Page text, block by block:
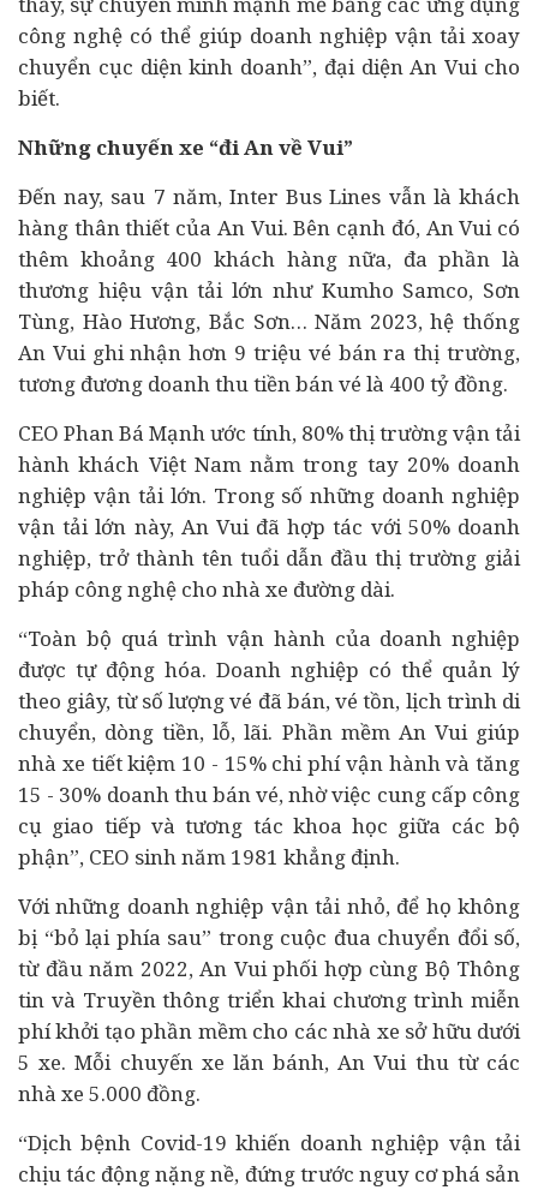
công nghệ có thể giúp doanh nghiệp vận tải xoay
chuyển cục diện kinh doanh”, đại diện An Vui cho
biết.
Những chuyến xe “đi An về Vui”
Đến nay, sau 7 năm, Inter Bus Lines vẫn là khách
hàng thân thiết của An Vui. Bên cạnh đó, An Vui có
thêm khoảng 400 khách hàng nữa, đa phần là
thương hiệu vận tải lớn như Kumho Samco, Sơn
Tùng, Hào Hương, Bắc Sơn… Năm 2023, hệ thống
An Vui ghi nhận hơn 9 triệu vé bán ra thị trường,
tương đương doanh thu tiền bán vé là 400 tỷ đồng.
CEO Phan Bá Mạnh ước tính, 80% thị trường vận tải
hành khách Việt Nam nằm trong tay 20% doanh
nghiệp vận tải lớn. Trong số những doanh nghiệp
vận tải lớn này, An Vui đã hợp tác với 50% doanh
nghiệp, trở thành tên tuổi dẫn đầu thị trường giải
pháp công nghệ cho nhà xe đường dài.
“Toàn bộ quá trình vận hành của doanh nghiệp
được tự động hóa. Doanh nghiệp có thể quản lý
theo giây, từ số lượng vé đã bán, vé tồn, lịch trình di
chuyển, dòng tiền, lỗ, lãi. Phần mềm An Vui giúp
nhà xe tiết kiệm 10 - 15% chi phí vận hành và tăng
15 - 30% doanh thu bán vé, nhờ việc cung cấp công
cụ giao tiếp và tương tác khoa học giữa các bộ
phận”, CEO sinh năm 1981 khẳng định.
Với những doanh nghiệp vận tải nhỏ, để họ không
bị “bỏ lại phía sau” trong cuộc đua chuyển đổi số,
từ đầu năm 2022, An Vui phối hợp cùng Bộ Thông
tin và Truyền thông triển khai chương trình miễn
phí khởi tạo phần mềm cho các nhà xe sở hữu dưới
5 xe. Mỗi chuyến xe lăn bánh, An Vui thu từ các
nhà xe 5.000 đồng.
“Dịch bệnh Covid-19 khiến doanh nghiệp vận tải
chịu tác động nặng nề, đứng trước nguy cơ phá sản